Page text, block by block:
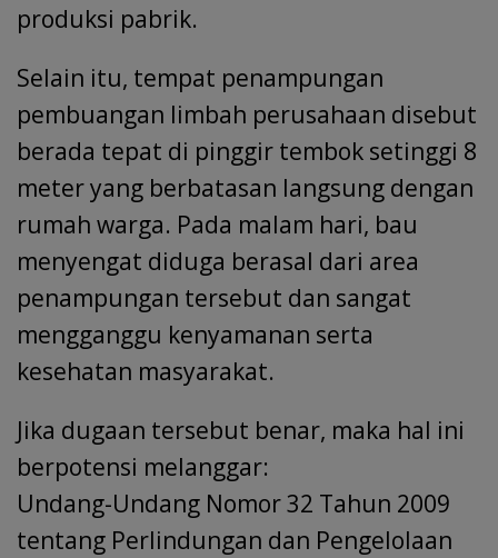
produksi pabrik.
Selain itu, tempat penampungan
pembuangan limbah perusahaan disebut
berada tepat di pinggir tembok setinggi 8
meter yang berbatasan langsung dengan
rumah warga. Pada malam hari, bau
menyengat diduga berasal dari area
penampungan tersebut dan sangat
mengganggu kenyamanan serta
kesehatan masyarakat.
Jika dugaan tersebut benar, maka hal ini
berpotensi melanggar:
Undang-Undang Nomor 32 Tahun 2009
tentang Perlindungan dan Pengelolaan